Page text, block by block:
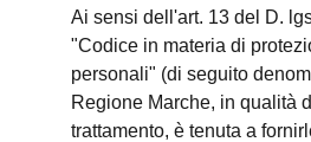
Ai sensi dell'art. 13 del D.
"Codice in materia di
personali" (di seguito
Regione Marche, in qualità
trattamento, è tenuta a